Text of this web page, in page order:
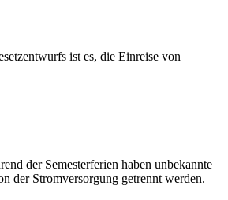
ist es, die Einreise von
der Semesterferien haben unbekannte
der Stromversorgung getrennt werden.